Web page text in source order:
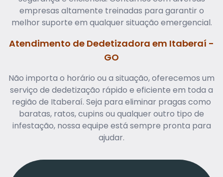
empresas altamente treinadas para garantir o
melhor suporte em qualquer situação emergencial.
Atendimento de Dedetizadora em Itaberaí -
GO
Não importa o horário ou a situação, oferecemos um
serviço de dedetização rápido e eficiente em toda a
região de Itaberaí. Seja para eliminar pragas como
baratas, ratos, cupins ou qualquer outro tipo de
infestação, nossa equipe está sempre pronta para
ajudar.